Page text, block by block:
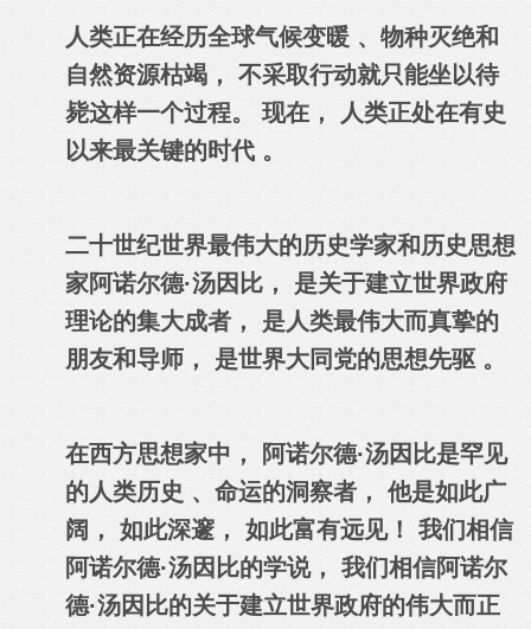
人类正在经历全球气候变暖 、物种灭绝和
自然资源枯竭， 不采取行动就只能坐以待
毙这样一个过程。 现在， 人类正处在有史
以来最关键的时代 。
二十世纪世界最伟大的历史学家和历史思想
家阿诺尔德·汤因比， 是关于建立世界政府
理论的集大成者， 是人类最伟大而真挚的
朋友和导师， 是世界大同党的思想先驱 。
在西方思想家中， 阿诺尔德·汤因比是罕见
的人类历史 、命运的洞察者， 他是如此广
阔， 如此深邃， 如此富有远见！ 我们相信
阿诺尔德·汤因比的学说， 我们相信阿诺尔
德·汤因比的关于建立世界政府的伟大而正